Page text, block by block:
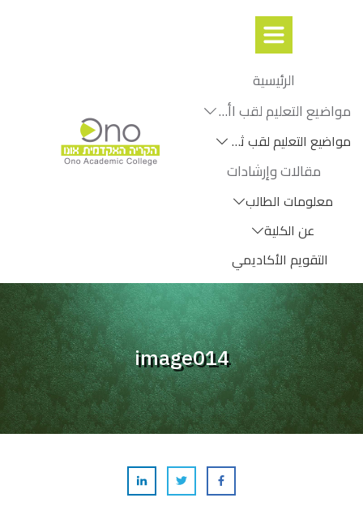
الرئيسية
مواضيع التعليم لقب اأول
مواضيع التعليم لقب ثانٍ
مقالات وإرشادات
معلومات الطالب
عن الكلية
التقويم الأكاديمي
image014